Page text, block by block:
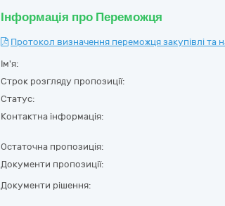
Інформація про Переможця
Протокол визначення переможця закупівлі та
Ім'я:
Строк розгляду пропозиції:
Статус:
Контактна інформація:
Остаточна пропозиція:
Документи пропозиції:
Документи рішення: